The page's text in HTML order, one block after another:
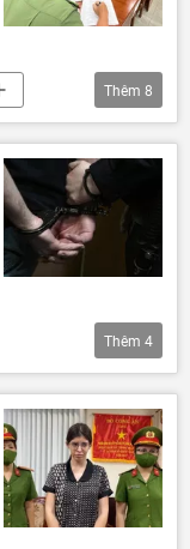
Thêm 8
Thêm 4